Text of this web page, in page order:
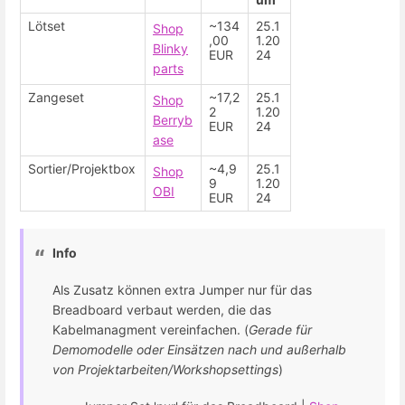
Lötset
Shop
Blinky
parts
~134
,00
EUR
25.1
1.20
24
Zangeset
Shop
Berryb
ase
~17,2
2
EUR
25.1
1.20
24
Sortier/Projektbox
Shop
OBI
~4,9
9
EUR
25.1
1.20
24
Info
Als Zusatz können extra Jumper nur für das
Breadboard verbaut werden, die das
Kabelmanagment vereinfachen. (Gerade für
Demomodelle oder Einsätzen nach und außerhalb
von Projektarbeiten/Workshopsettings)